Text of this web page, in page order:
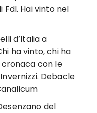
FdI. Hai vinto nel
d’Italia a
ha vinto, chi ha
cronaca con le
Invernizzi. Debacle
del